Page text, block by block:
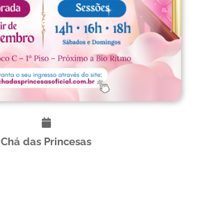
Chá das Princesas